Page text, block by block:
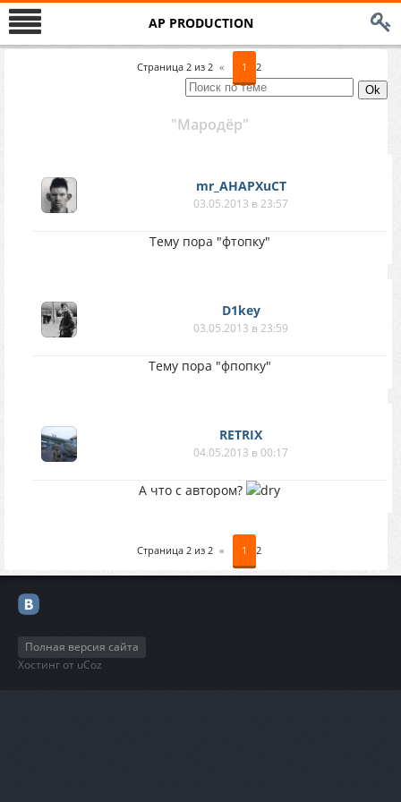
AP PRODUCTION
Страница 2 из 2 « 1 2
"Мародёр"
mr_AHAPXuCT
03.05.2013 в 23:57
Тему пора "фтопку"
D1key
03.05.2013 в 23:59
Тему пора "фпопку"
RETRIX
04.05.2013 в 00:17
А что с автором?
Страница 2 из 2 « 1 2
Полная версия сайта
Хостинг от uCoz